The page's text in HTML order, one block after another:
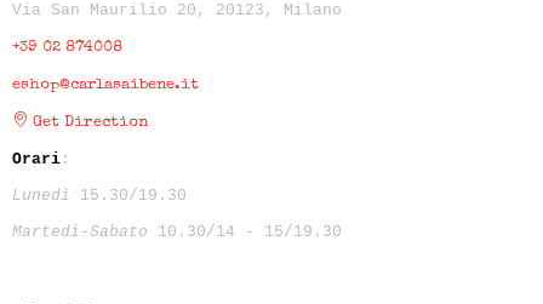
Via San Maurilio 20, 20123, Milano
+39 02 874008
eshop@carlasaibene.it
Get Direction
Orari :
Lunedì 15.30/19.30
Martedì-Sabato 10.30/14 - 15/19.30